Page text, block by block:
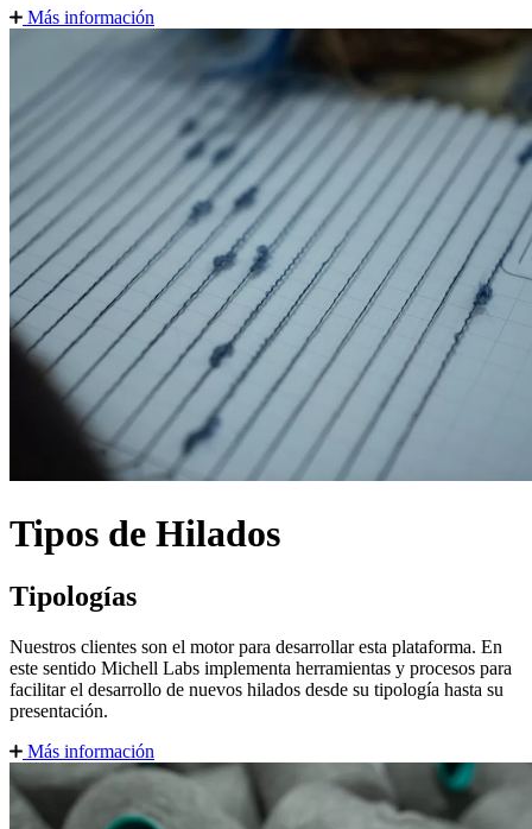
Más información
Tipos de Hilados
Tipologías
Nuestros clientes son el motor para desarrollar esta plataforma. En
este sentido Michell Labs implementa herramientas y procesos para
facilitar el desarrollo de nuevos hilados desde su tipología hasta su
presentación.
Más información